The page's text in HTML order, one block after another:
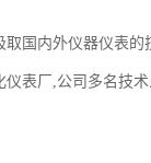
国内外仪器仪表的
表厂,公司多名技